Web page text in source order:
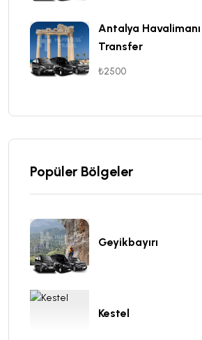
Antalya
Transfer
₺2500
Popüler Bölgeler
Geyikbayırı
Kestel